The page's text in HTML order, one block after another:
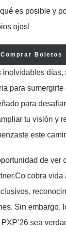
es posible y
ojos!
Comprar Boletos
inolvidables días,
para sumergirte
para
tu visión y
este
de ver
cobra vida
Sin embargo,
sea